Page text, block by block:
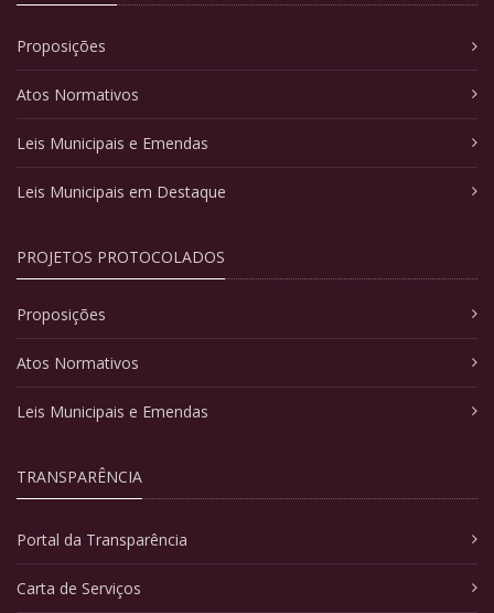
Proposições
Atos Normativos
Leis Municipais e Emendas
Leis Municipais em Destaque
PROJETOS PROTOCOLADOS
Proposições
Atos Normativos
Leis Municipais e Emendas
TRANSPARÊNCIA
Portal da Transparência
Carta de Serviços